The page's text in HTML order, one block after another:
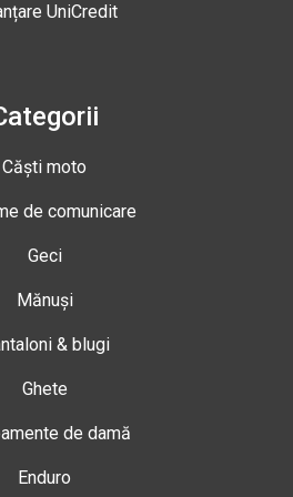
UniCredit
Căști moto
de comunicare
Geci
Mănuși
& blugi
Ghete
de damă
Enduro